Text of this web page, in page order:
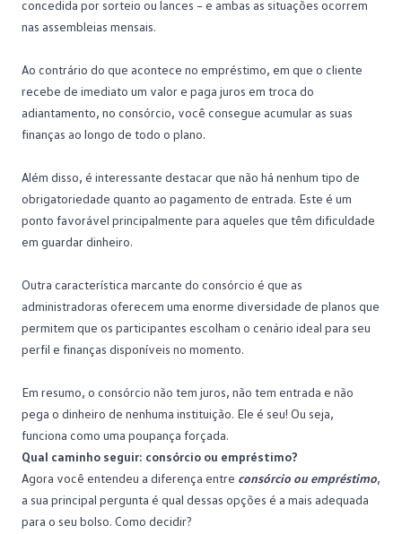
concedida por sorteio ou lances – e ambas as situações ocorrem
nas assembleias mensais.
Ao contrário do que acontece no empréstimo, em que o cliente
recebe de imediato um valor e paga juros em troca do
adiantamento, no consórcio, você consegue acumular as suas
finanças ao longo de todo o plano.
Além disso, é interessante destacar que não há nenhum tipo de
obrigatoriedade quanto ao pagamento de entrada. Este é um
ponto favorável principalmente para aqueles que têm dificuldade
em guardar dinheiro.
Outra característica marcante do consórcio é que as
administradoras oferecem uma enorme diversidade de planos que
permitem que os participantes escolham o cenário ideal para seu
perfil e finanças disponíveis no momento.
Em resumo, o consórcio não tem juros, não tem entrada e não
pega o dinheiro de nenhuma instituição. Ele é seu! Ou seja,
funciona como uma poupança forçada.
Qual caminho seguir: consórcio ou empréstimo?
Agora você entendeu a diferença entre consórcio ou empréstimo,
a sua principal pergunta é qual dessas opções é a mais adequada
para o seu bolso. Como decidir?